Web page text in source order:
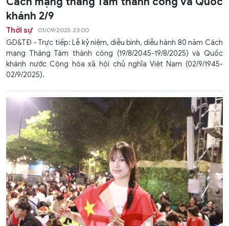
khánh 2/9
Thời sự 01/09/2025 23:00
GD&TĐ - Trực tiếp: Lễ kỷ niệm, diễu binh, diễu hành 80 năm Cách
mạng Tháng Tám thành công (19/8/2045-19/8/2025) và Quốc
khánh nước Cộng hòa xã hội chủ nghĩa Việt Nam (02/9/1945-
02/9/2025).